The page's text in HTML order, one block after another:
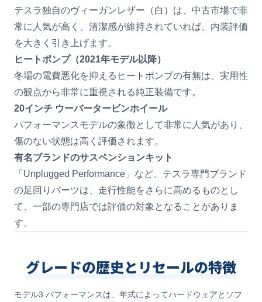
テスラ独自のヴィーガンレザー（白）は、中古市場で非
常に人気が高く、清潔感が維持されていれば、内装評価
を大きく引き上げます。
ヒートポンプ（2021年モデル以降）
冬場の電費悪化を抑えるヒートポンプの有無は、実用性
の観点から非常に重視される純正装備です。
20インチ ウーバータービンホイール
パフォーマンスモデルの象徴として非常に人気があり、
傷のない状態は高く評価されます。
有名ブランドのサスペンションキット
「Unplugged Performance」など、テスラ専門ブランド
の足回りパーツは、走行性能をさらに高めるものとし
て、一部の専門店では評価の対象となることがありま
す。
グレードの歴史とリセールの特徴
モデル3 パフォーマンスは、年式によってハードウェアとソフ